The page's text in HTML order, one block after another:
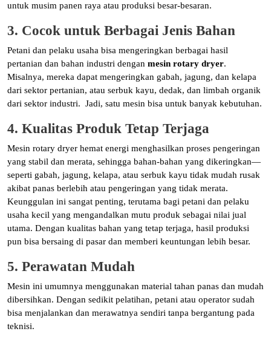
untuk musim panen raya atau produksi besar-besaran.
3. Cocok untuk Berbagai Jenis Bahan
Petani dan pelaku usaha bisa mengeringkan berbagai hasil
pertanian dan bahan industri dengan mesin rotary dryer.
Misalnya, mereka dapat mengeringkan gabah, jagung, dan kelapa
dari sektor pertanian, atau serbuk kayu, dedak, dan limbah organik
dari sektor industri. Jadi, satu mesin bisa untuk banyak kebutuhan.
4. Kualitas Produk Tetap Terjaga
Mesin rotary dryer hemat energi menghasilkan proses pengeringan
yang stabil dan merata, sehingga bahan-bahan yang dikeringkan—
seperti gabah, jagung, kelapa, atau serbuk kayu tidak mudah rusak
akibat panas berlebih atau pengeringan yang tidak merata.
Keunggulan ini sangat penting, terutama bagi petani dan pelaku
usaha kecil yang mengandalkan mutu produk sebagai nilai jual
utama. Dengan kualitas bahan yang tetap terjaga, hasil produksi
pun bisa bersaing di pasar dan memberi keuntungan lebih besar.
5. Perawatan Mudah
Mesin ini umumnya menggunakan material tahan panas dan mudah
dibersihkan. Dengan sedikit pelatihan, petani atau operator sudah
bisa menjalankan dan merawatnya sendiri tanpa bergantung pada
teknisi.